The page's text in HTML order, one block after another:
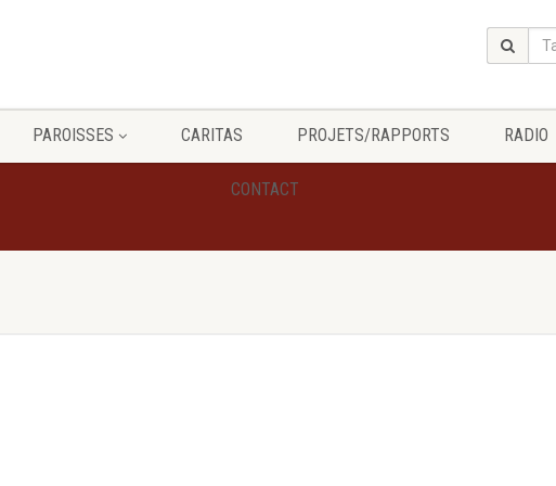
PAROISSES CARITAS PROJETS/RAPPORTS RADIO
CONTACT